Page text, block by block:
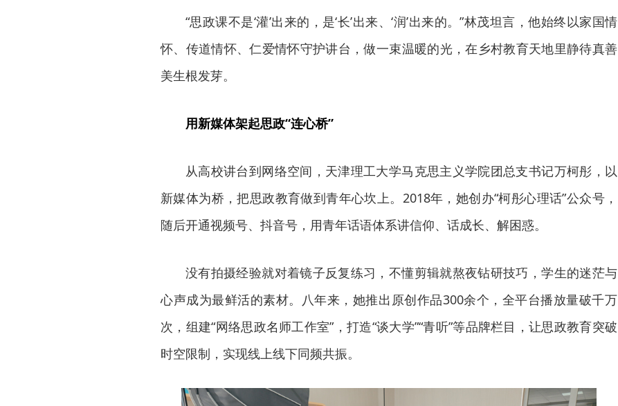
“思政课不是‘灌’出来的，是‘长’出来、‘润’出来的。”林茂坦言，他始终以家国情
怀、传道情怀、仁爱情怀守护讲台，做一束温暖的光，在乡村教育天地里静待真善
美生根发芽。
用新媒体架起思政“连心桥”
从高校讲台到网络空间，天津理工大学马克思主义学院团总支书记万柯彤，以
新媒体为桥，把思政教育做到青年心坎上。2018年，她创办“柯彤心理话”公众号，
随后开通视频号、抖音号，用青年话语体系讲信仰、话成长、解困惑。
没有拍摄经验就对着镜子反复练习，不懂剪辑就熬夜钻研技巧，学生的迷茫与
心声成为最鲜活的素材。八年来，她推出原创作品300余个，全平台播放量破千万
次，组建“网络思政名师工作室”，打造“谈大学”“青听”等品牌栏目，让思政教育突破
时空限制，实现线上线下同频共振。